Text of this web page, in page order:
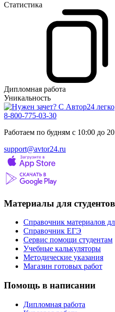
Статистика
Дипломная работа
Уникальность
8-800-775-03-30
Работаем по будням с 10:00 до
support@avtor24.ru
Материалы для студентов
Справочник материалов
Справочник ЕГЭ
Сервис помощи студентам
Учебные калькуляторы
Методические указания
Магазин готовых работ
Помощь в написании
Дипломная работа